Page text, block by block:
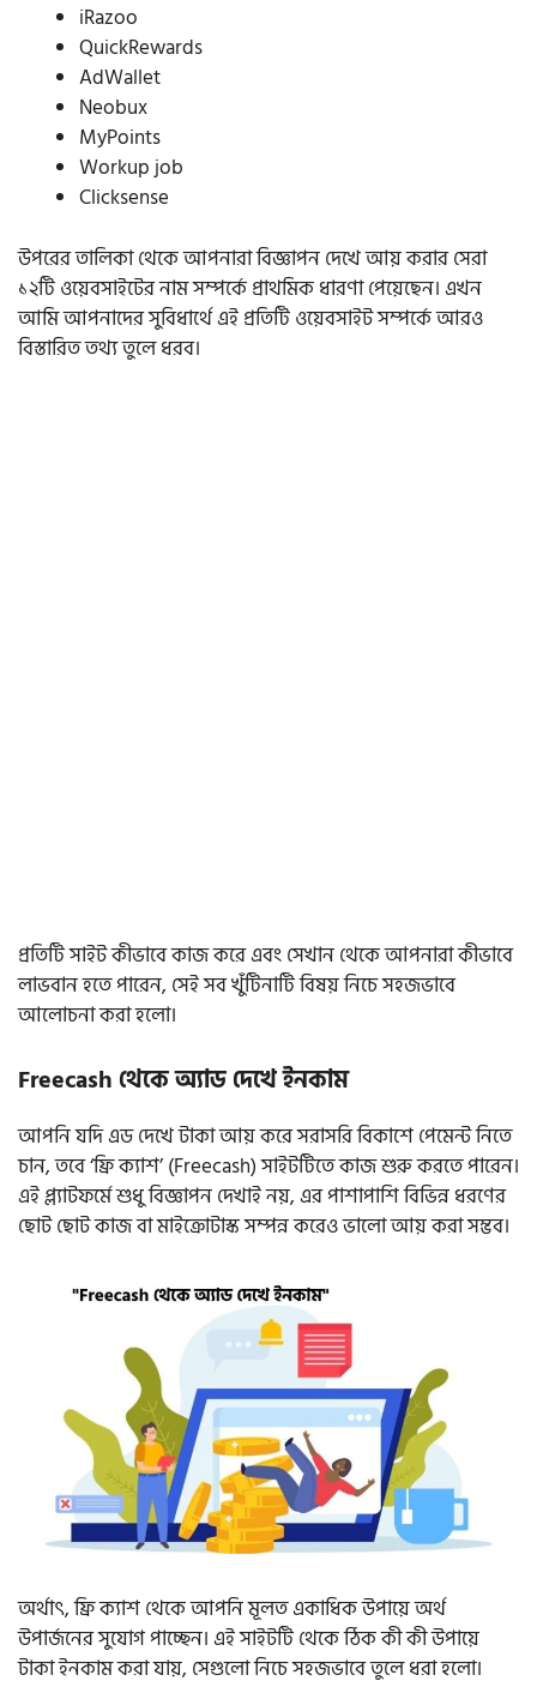
iRazoo
QuickRewards
AdWallet
Neobux
MyPoints
Workup job
Clicksense
উপরের তালিকা থেকে আপনারা বিজ্ঞাপন দেখে আয় করার সেরা
১২টি ওয়েবসাইটের নাম সম্পর্কে প্রাথমিক ধারণা পেয়েছেন। এখন
আমি আপনাদের সুবিধার্থে এই প্রতিটি ওয়েবসাইট সম্পর্কে আরও
বিস্তারিত তথ্য তুলে ধরব।
প্রতিটি সাইট কীভাবে কাজ করে এবং সেখান থেকে আপনারা কীভাবে
লাভবান হতে পারেন, সেই সব খুঁটিনাটি বিষয় নিচে সহজভাবে
আলোচনা করা হলো।
Freecash থেকে অ্যাড দেখে ইনকাম
আপনি যদি এড দেখে টাকা আয় করে সরাসরি বিকাশে পেমেন্ট নিতে
চান, তবে ‘ফ্রি ক্যাশ’ (Freecash) সাইটটিতে কাজ শুরু করতে পারেন।
এই প্ল্যাটফর্মে শুধু বিজ্ঞাপন দেখাই নয়, এর পাশাপাশি বিভিন্ন ধরণের
ছোট ছোট কাজ বা মাইক্রোটাস্ক সম্পন্ন করেও ভালো আয় করা সম্ভব।
অর্থাৎ, ফ্রি ক্যাশ থেকে আপনি মূলত একাধিক উপায়ে অর্থ
উপার্জনের সুযোগ পাচ্ছেন। এই সাইটটি থেকে ঠিক কী কী উপায়ে
টাকা ইনকাম করা যায়, সেগুলো নিচে সহজভাবে তুলে ধরা হলো।